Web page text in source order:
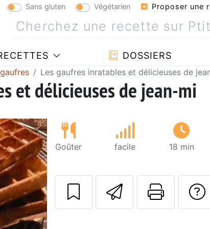
Sans gluten Végétarien Proposer une
DOSSIERS
Les gaufres inratables et délicieuses de
et délicieuses de jean-mi
Goûter facile 18 min
Envoyer